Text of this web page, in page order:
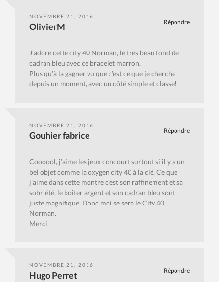
NOVEMBRE 21, 2016
Répondre
OlivierM
J’adore cette city 40 Norman, le très beau fond de
cadran bleu avec ce bracelet marron.
Plus qu’à la gagner vu que c’est ce que je cherche
depuis un moment, avec un côté simple et classe!
NOVEMBRE 21, 2016
Répondre
Gouhier fabrice
Coooool, j’aime les jeux concourt surtout si il y a un
bel objet comme la oxygen city 40 à la clé. Ce que
j’aime dans cette montre c’est son raffinement et sa
sobriété, le boiter argent et son cadran bleu sont
juste magnifique. Donc moi se sera le City 40
Norman.
Merci
NOVEMBRE 21, 2016
Répondre
Hugo Perret